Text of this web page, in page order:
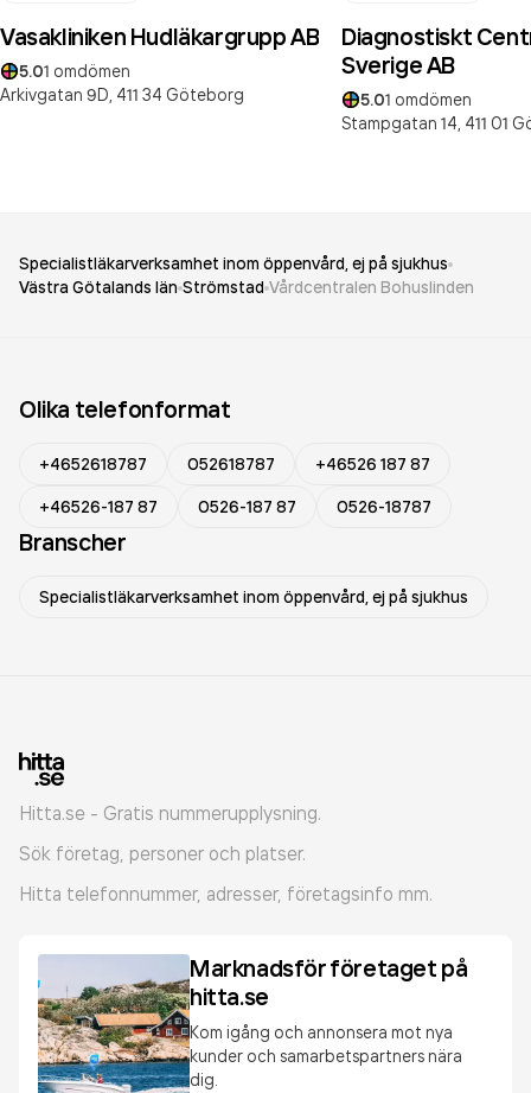
Vasakliniken Hudläkargrupp AB
5.01 omdömen
Arkivgatan 9D, 411 34 Göteborg
Diagnostiskt
Sverige AB
5.01 omdömen
Stampgatan 14, 411 01
Specialistläkarverksamhet inom öppenvård, ej på sjukhus
Västra Götalands län Strömstad Vårdcentralen Bohuslinden
Olika telefonformat
+4652618787 052618787
+46526 187 87
+46526-187 87
0526-187 87 0526-18787
Branscher
Specialistläkarverksamhet inom öppenvård, ej på sjukhus
Hitta.se - Gratis nummerupplysning.
Sök företag, personer och platser.
Hitta telefonnummer, adresser, företagsinfo mm.
Marknadsför företaget på
hitta.se
Kom igång och annonsera mot nya
kunder och samarbetspartners nära
dig.